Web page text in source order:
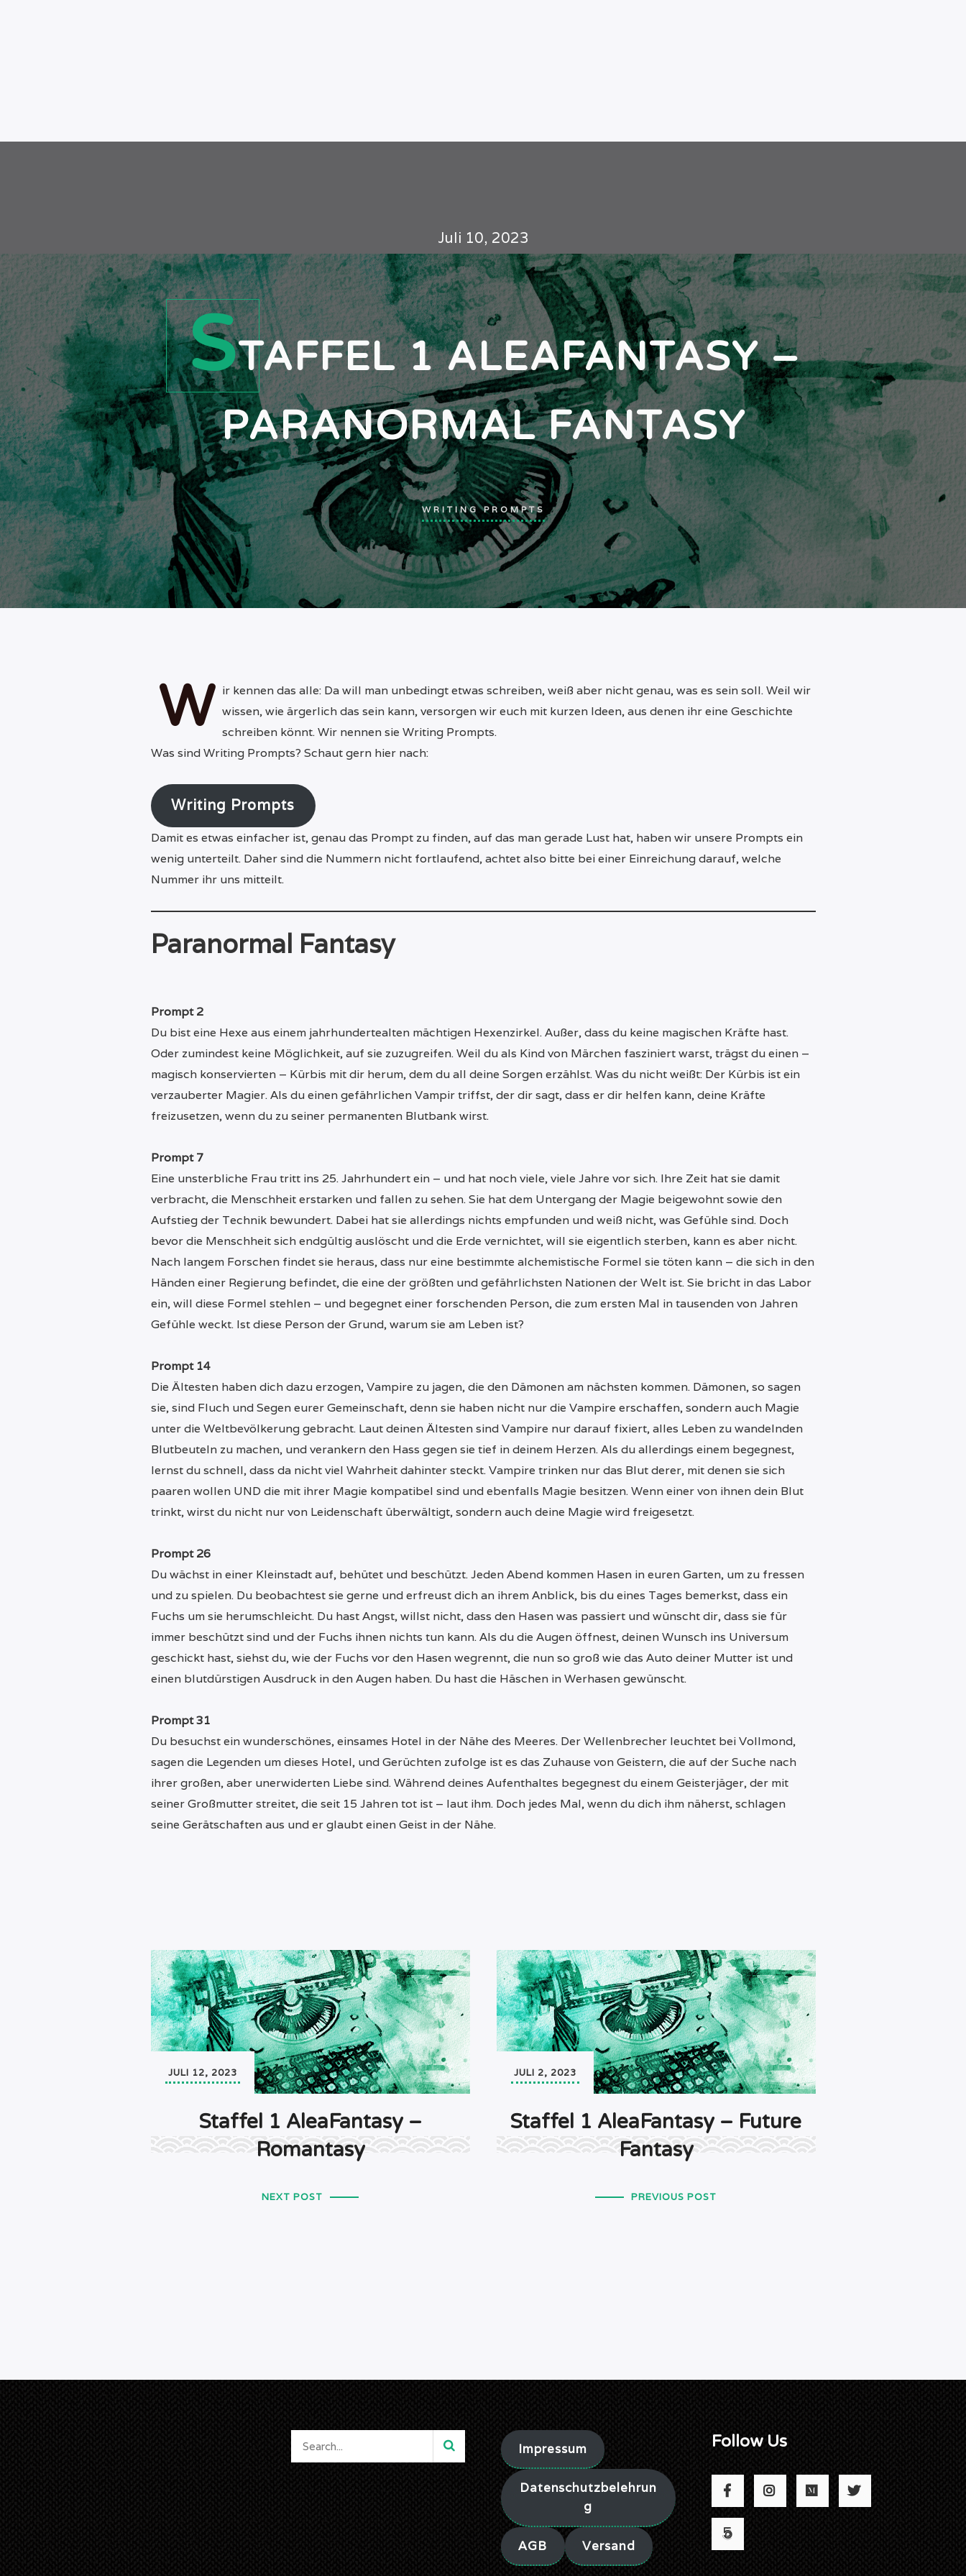
Juli 10, 2023
STAFFEL 1 ALEAFANTASY –
PARANORMAL FANTASY
WRITING PROMPTS
W ir kennen das alle: Da will man unbedingt etwas schreiben, weiß aber nicht genau, was es sein soll. Weil wir
wissen, wie ärgerlich das sein kann, versorgen wir euch mit kurzen Ideen, aus denen ihr eine Geschichte
schreiben könnt. Wir nennen sie Writing Prompts.
Was sind Writing Prompts? Schaut gern hier nach:
Writing Prompts
Damit es etwas einfacher ist, genau das Prompt zu finden, auf das man gerade Lust hat, haben wir unsere Prompts ein
wenig unterteilt. Daher sind die Nummern nicht fortlaufend, achtet also bitte bei einer Einreichung darauf, welche
Nummer ihr uns mitteilt.
Paranormal Fantasy
Prompt 2
Du bist eine Hexe aus einem jahrhundertealten mächtigen Hexenzirkel. Außer, dass du keine magischen Kräfte hast.
Oder zumindest keine Möglichkeit, auf sie zuzugreifen. Weil du als Kind von Märchen fasziniert warst, trägst du einen –
magisch konservierten – Kürbis mit dir herum, dem du all deine Sorgen erzählst. Was du nicht weißt: Der Kürbis ist ein
verzauberter Magier.⁠ Als du einen gefährlichen Vampir triffst, der dir sagt, dass er dir helfen kann, deine Kräfte
freizusetzen, wenn du zu seiner permanenten Blutbank wirst.
Prompt 7
Eine unsterbliche Frau tritt ins 25. Jahrhundert ein – und hat noch viele, viele Jahre vor sich. Ihre Zeit hat sie damit
verbracht, die Menschheit erstarken und fallen zu sehen. Sie hat dem Untergang der Magie beigewohnt sowie den
Aufstieg der Technik bewundert. Dabei hat sie allerdings nichts empfunden und weiß nicht, was Gefühle sind. Doch
bevor die Menschheit sich endgültig auslöscht und die Erde vernichtet, will sie eigentlich sterben, kann es aber nicht.
Nach langem Forschen findet sie heraus, dass nur eine bestimmte alchemistische Formel sie töten kann – die sich in den
Händen einer Regierung befindet, die eine der größten und gefährlichsten Nationen der Welt ist. Sie bricht in das Labor
ein, will diese Formel stehlen – und begegnet einer forschenden Person, die zum ersten Mal in tausenden von Jahren
Gefühle weckt. Ist diese Person der Grund, warum sie am Leben ist?
Prompt 14
Die Ältesten haben dich dazu erzogen, Vampire zu jagen, die den Dämonen am nächsten kommen. Dämonen, so sagen
sie, sind Fluch und Segen eurer Gemeinschaft, denn sie haben nicht nur die Vampire erschaffen, sondern auch Magie
unter die Weltbevölkerung gebracht. Laut deinen Ältesten sind Vampire nur darauf fixiert, alles Leben zu wandelnden
Blutbeuteln zu machen, und verankern den Hass gegen sie tief in deinem Herzen. Als du allerdings einem begegnest,
lernst du schnell, dass da nicht viel Wahrheit dahinter steckt. Vampire trinken nur das Blut derer, mit denen sie sich
paaren wollen UND die mit ihrer Magie kompatibel sind und ebenfalls Magie besitzen. Wenn einer von ihnen dein Blut
trinkt, wirst du nicht nur von Leidenschaft überwältigt, sondern auch deine Magie wird freigesetzt.
Prompt 26
Du wächst in einer Kleinstadt auf, behütet und beschützt. Jeden Abend kommen Hasen in euren Garten, um zu fressen
und zu spielen. Du beobachtest sie gerne und erfreust dich an ihrem Anblick, bis du eines Tages bemerkst, dass ein
Fuchs um sie herumschleicht. Du hast Angst, willst nicht, dass den Hasen was passiert und wünscht dir, dass sie für
immer beschützt sind und der Fuchs ihnen nichts tun kann. Als du die Augen öffnest, deinen Wunsch ins Universum
geschickt hast, siehst du, wie der Fuchs vor den Hasen wegrennt, die nun so groß wie das Auto deiner Mutter ist und
einen blutdürstigen Ausdruck in den Augen haben. Du hast die Häschen in Werhasen gewünscht.
Prompt 31
Du besuchst ein wunderschönes, einsames Hotel in der Nähe des Meeres. Der Wellenbrecher leuchtet bei Vollmond,
sagen die Legenden um dieses Hotel, und Gerüchten zufolge ist es das Zuhause von Geistern, die auf der Suche nach
ihrer großen, aber unerwiderten Liebe sind. Während deines Aufenthaltes begegnest du einem Geisterjäger, der mit
seiner Großmutter streitet, die seit 15 Jahren tot ist – laut ihm. Doch jedes Mal, wenn du dich ihm näherst, schlagen
seine Gerätschaften aus und er glaubt einen Geist in der Nähe.
Staffel 1 AleaFantasy –
Romantasy
JULI 12, 2023
NEXT POST
Staffel 1 AleaFantasy – Future
Fantasy
JULI 2, 2023
PREVIOUS POST
Impressum
Datenschutzbelehrun
g
AGB Versand
Follow Us